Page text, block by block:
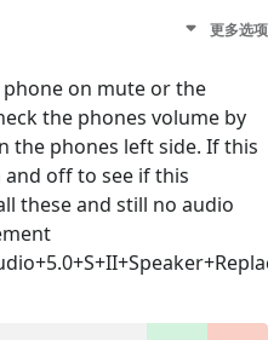
更多选项
on mute or the
the phones volume by
the phones left side. If this
off to see if this
these and still no audio